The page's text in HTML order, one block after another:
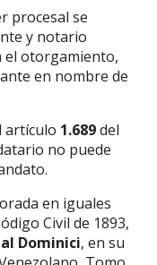
procesal se
y notario
el otorgamiento,
en nombre de
artículo 1.689del
no puede
en iguales
Civil de 1893,
Dominici, en su